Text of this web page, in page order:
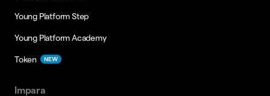
Young Platform Step
Young Platform Academy
Token NEW
Impara